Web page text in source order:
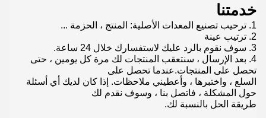
خدمتنا
1. ترحيب تصنيع المعدات الأصلية: المنتج ، الحزمة ...
2. ترتيب عينة
3. سوف نقوم بالرد عليك لاستفسارك خلال 24 ساعة.
4. بعد الإرسال ، سنتعقب المنتجات لك مرة كل يومين ، حتى
تحصل على المنتجات.عندما تحصل على
السلع ، واختبرها ، وأعطيني ملاحظات. إذا كان لديك أي أسئلة
حول المشكلة ، فاتصل بنا ، وسوف نقدم لك
طريقة الحل بالنسبة لك.